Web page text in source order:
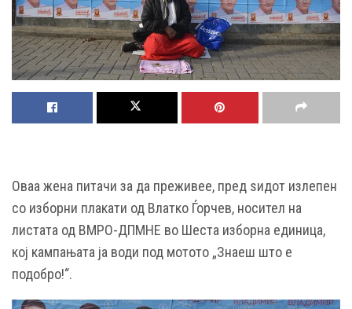
Оваа жена питачи за да преживее, пред ѕидот излепен
со изборни плакати од Влатко Ѓорчев, носител на
листата од ВМРО-ДПМНЕ во Шеста изборна единица,
кој кампањата ја води под мотото „Знаеш што е
подобро!“.